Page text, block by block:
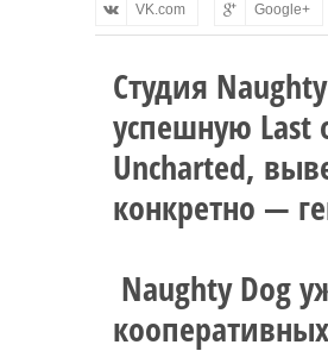
VK.com Google+
Студия
успешную Last
Uncharted,
конкретно —
Naughty Dog